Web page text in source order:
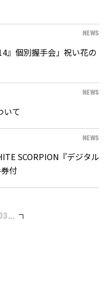
』個別握手会」祝い花の
NEWS
いて
NEWS
SCORPION『デジタル
付
NEWS
...